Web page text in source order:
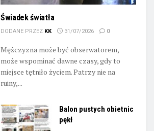
Świadek światła
DODANE PRZEZ KK 31/07/2026 0
Mężczyzna może być obserwatorem,
może wspominać dawne czasy, gdy to
miejsce tętniło życiem. Patrzy nie na
ruiny,...
Balon pustych obietnic
pękł